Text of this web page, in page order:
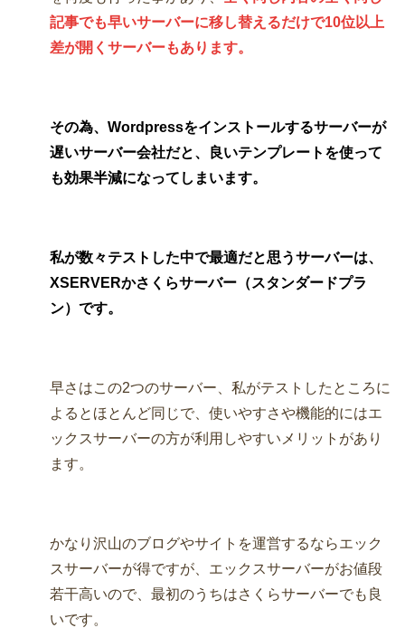
記事でも早いサーバーに移し替えるだけで10位以上
差が開くサーバーもあります。
その為、Wordpressをインストールするサーバーが
遅いサーバー会社だと、良いテンプレートを使って
も効果半減になってしまいます。
私が数々テストした中で最適だと思うサーバーは、
XSERVERかさくらサーバー（スタンダードプラ
ン）です。
早さはこの2つのサーバー、私がテストしたところに
よるとほとんど同じで、使いやすさや機能的にはエ
ックスサーバーの方が利用しやすいメリットがあり
ます。
かなり沢山のブログやサイトを運営するならエック
スサーバーが得ですが、エックスサーバーがお値段
若干高いので、最初のうちはさくらサーバーでも良
いです。